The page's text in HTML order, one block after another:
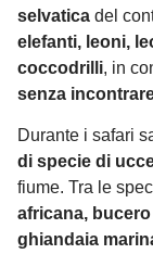
selvatica del
elefanti, leoni,
coccodrilli, in
senza
Durante i safari
di specie di
fiume. Tra le
africana,
ghiandaia